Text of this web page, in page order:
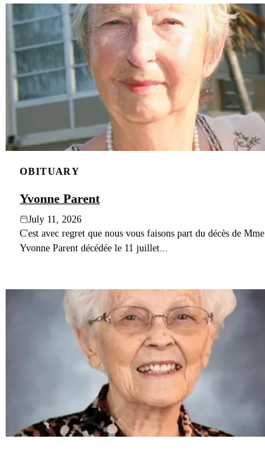
OBITUARY
Yvonne Parent
July 11, 2026
C'est avec regret que nous vous faisons part du décès de Mme
Yvonne Parent décédée le 11 juillet...